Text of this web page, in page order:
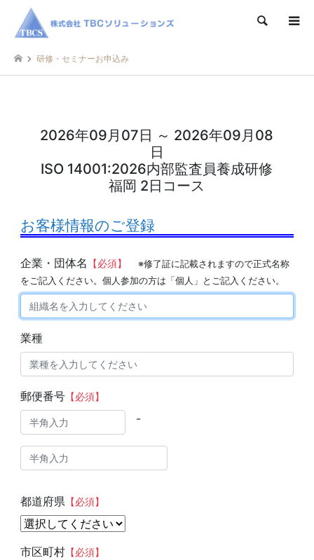
検索
研修・セミナーお申込み
2026年09月07日 ～ 2026年09月08
日
ISO 14001:2026内部監査員養成研修
福岡 2日コース
お客様情報のご登録
企業・団体名 【必須】
※修了証に記載されますので正式名称
をご記入ください。個人参加の方は「個人」とご記入ください。
業種
郵便番号【必須】
-
都道府県 【必須】
市区町村【必須】